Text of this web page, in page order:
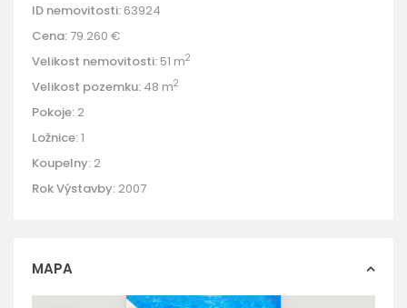
ID nemovitosti: 63924
Cena: 79.260 €
Velikost nemovitosti: 51 m2
Velikost pozemku: 48 m2
Pokoje: 2
Ložnice:1
Koupelny: 2
Rok Výstavby: 2007
MAPA